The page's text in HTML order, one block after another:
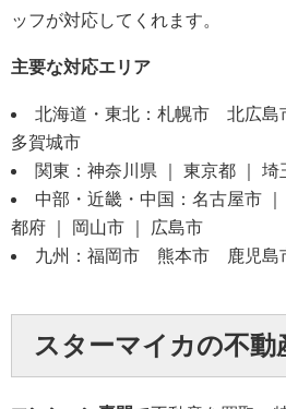
ッフが対応してくれます。
主要な対応エリア
北海道・東北：札幌市 北広
多賀城市
関東：神奈川県 ｜ 東京都 ｜ 埼
中部・近畿・中国：名古屋市
都府 ｜ 岡山市 ｜ 広島市
九州：福岡市 熊本市 鹿児
スターマイカの不動